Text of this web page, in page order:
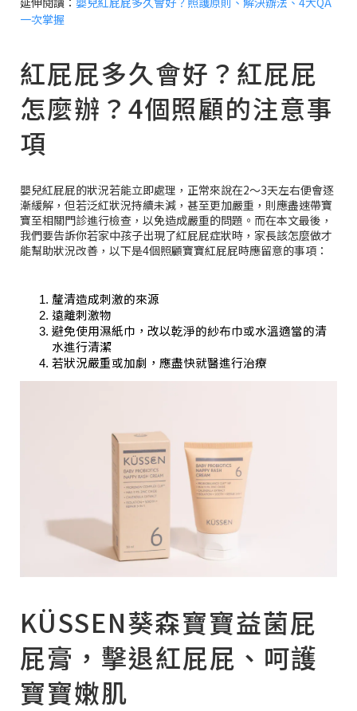
一次掌握
紅屁屁多久會好？紅屁屁
怎麼辦？4個照顧的注意事
項
嬰兒紅屁屁的狀況若能立即處理，正常來說在2～3天左右便會逐
漸緩解，但若泛紅狀況持續未減，甚至更加嚴重，則應盡速帶寶
寶至相關門診進行檢查，以免造成嚴重的問題。而在本文最後，
我們要告訴你若家中孩子出現了紅屁屁症狀時，家長該怎麼做才
能幫助狀況改善，以下是4個照顧寶寶紅屁屁時應留意的事項：
釐清造成刺激的來源
遠離刺激物
避免使用濕紙巾，改以乾淨的紗布巾或水溫適當的清
水進行清潔
若狀況嚴重或加劇，應盡快就醫進行治療
KÜSSEN葵森寶寶益菌屁
屁膏，擊退紅屁屁、呵護
寶寶嫩肌